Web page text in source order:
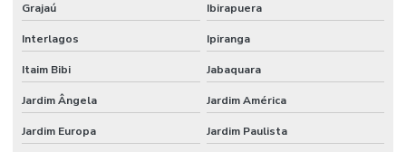
Grajaú Ibirapuera
Interlagos Ipiranga
Itaim Bibi Jabaquara
Jardim Ângela Jardim América
Jardim Europa Jardim Paulista